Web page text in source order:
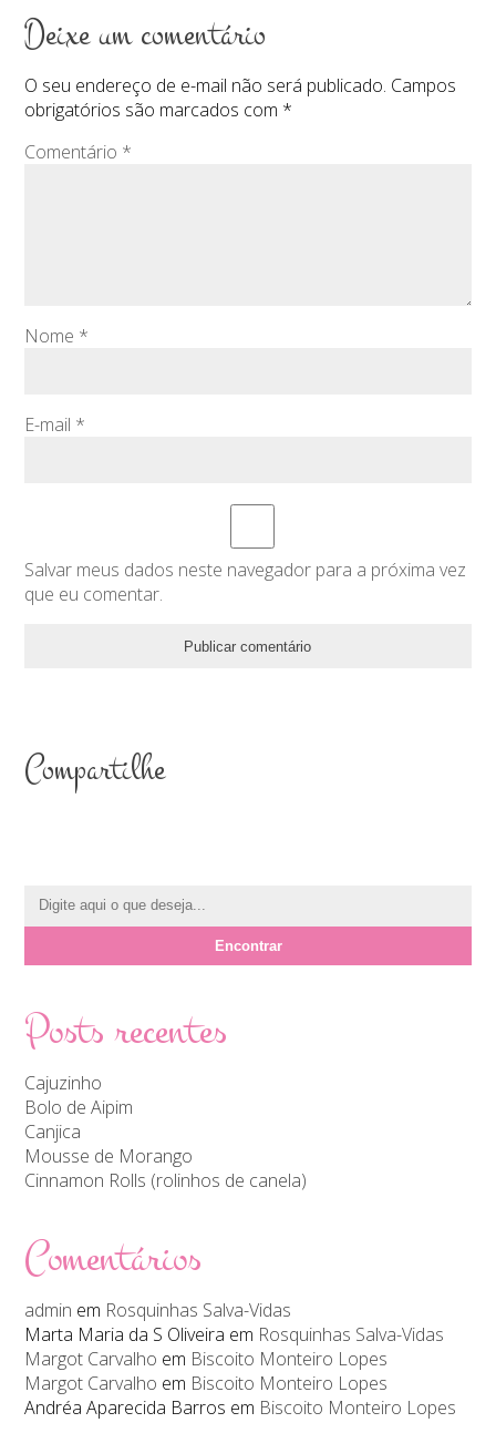
Deixe um comentário
O seu endereço de e-mail não será publicado. Campos
obrigatórios são marcados com *
Comentário *
Nome *
E-mail *
Salvar meus dados neste navegador para a próxima vez
que eu comentar.
Compartilhe
Posts recentes
Cajuzinho
Bolo de Aipim
Canjica
Mousse de Morango
Cinnamon Rolls (rolinhos de canela)
Comentários
admin em Rosquinhas Salva-Vidas
Marta Maria da S Oliveira em Rosquinhas Salva-Vidas
Margot Carvalho em Biscoito Monteiro Lopes
Margot Carvalho em Biscoito Monteiro Lopes
Andréa Aparecida Barros em Biscoito Monteiro Lopes